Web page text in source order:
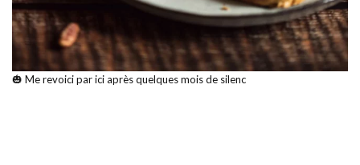
🎃 Me revoici par ici après quelques mois de silenc